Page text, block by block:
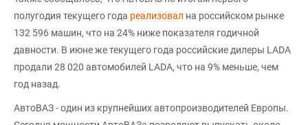
полугодия текущего года реализовал на российском рынке
132 596 машин, что на 24% ниже показателя годичной
давности. В июне же текущего года российские дилеры LADA
продали 28 020 автомобилей LADA, что на 9% меньше, чем
год назад.
АвтоВАЗ - один из крупнейших автопроизводителей Европы.